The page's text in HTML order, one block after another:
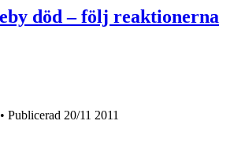
död – följ reaktionerna
Publicerad 20/11 2011